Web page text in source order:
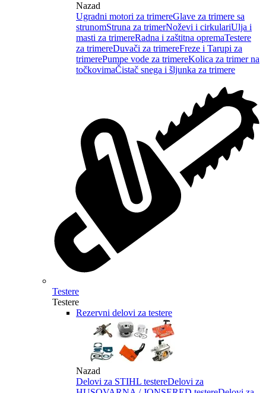
Nazad
Ugradni motori za trimereGlave za trimere sa
strunomStruna za trimerNoževi i cirkulariUlja i
masti za trimereRadna i zaštitna opremaTestere
za trimereDuvači za trimereFreze i Tarupi za
trimerePumpe vode za trimereKolica za trimer na
točkovimaČistač snega i šljunka za trimere
Testere
Testere
Rezervni delovi za testere
Nazad
Delovi za STIHL testereDelovi za